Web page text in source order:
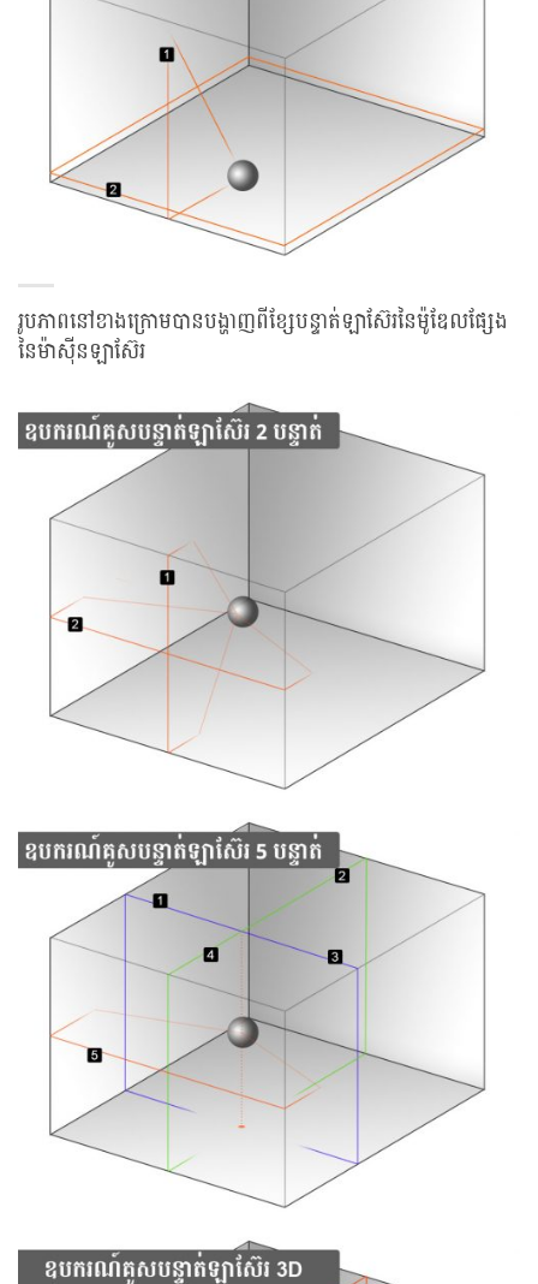
រូបភាពនៅខាងក្រោមបានបង្ហាញពីខ្សែបន្ទាត់ឡាស៊ែរនៃម៉ូឌែលផ្សែង
នៃម៉ាស៊ីនឡាស៊ែរ